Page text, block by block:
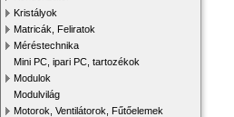
Kristályok
Matricák, Feliratok
Méréstechnika
Mini PC, ipari PC, tartozékok
Modulok
Modulvilág
Motorok, Ventilátorok, Fűtőelemek